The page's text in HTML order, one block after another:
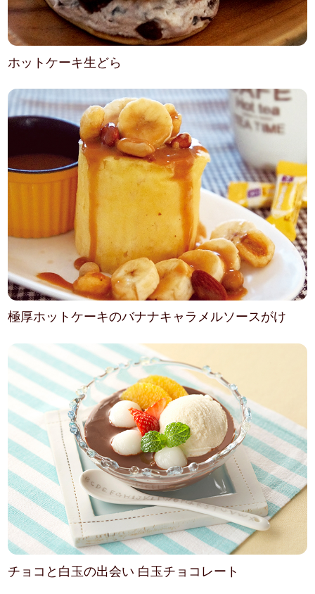
ホットケーキ生どら
極厚ホットケーキのバナナキャラメルソースがけ
チョコと白玉の出会い 白玉チョコレート